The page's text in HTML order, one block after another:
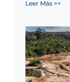
Leer Más >>